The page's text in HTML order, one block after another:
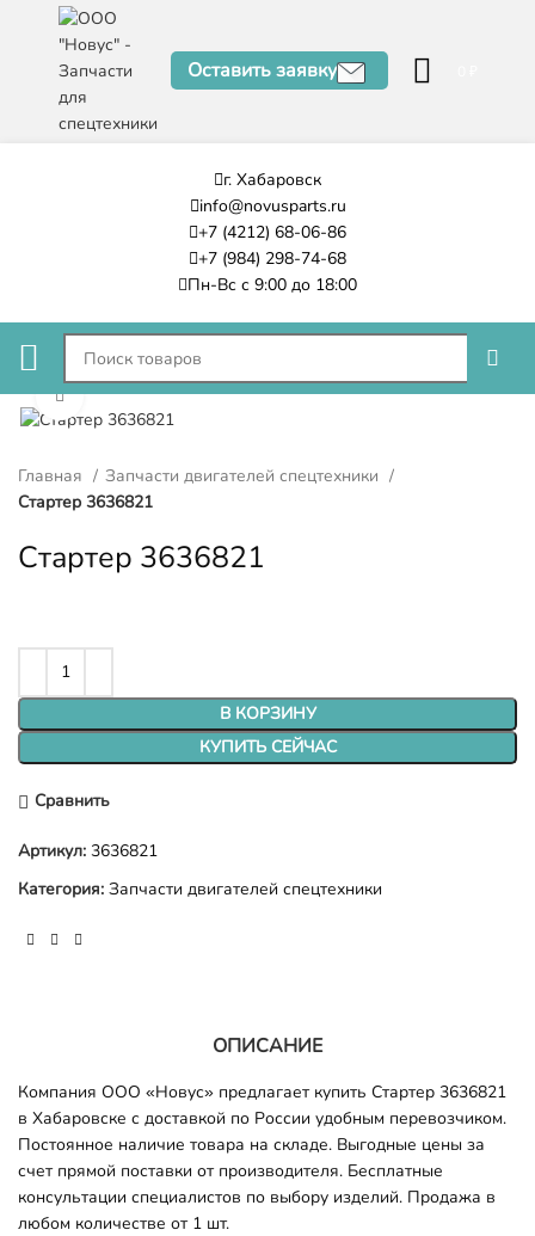
Оставить заявку
г. Хабаровск
info@novusparts.ru
+7 (4212) 68-06-86
+7 (984) 298-74-68
Пн-Вс с 9:00 до 18:00
Нажмите, чтобы увеличить
Главная
Запчасти двигателей спецтехники
Стартер 3636821
Стартер 3636821
В КОРЗИНУ
КУПИТЬ СЕЙЧАС
Сравнить
Артикул: 3636821
Категория: Запчасти двигателей спецтехники
ОПИСАНИЕ
Компания ООО «Новус» предлагает купить Стартер 3636821
в Хабаровске с доставкой по России удобным перевозчиком.
Постоянное наличие товара на складе. Выгодные цены за
счет прямой поставки от производителя. Бесплатные
консультации специалистов по выбору изделий. Продажа в
любом количестве от 1 шт.